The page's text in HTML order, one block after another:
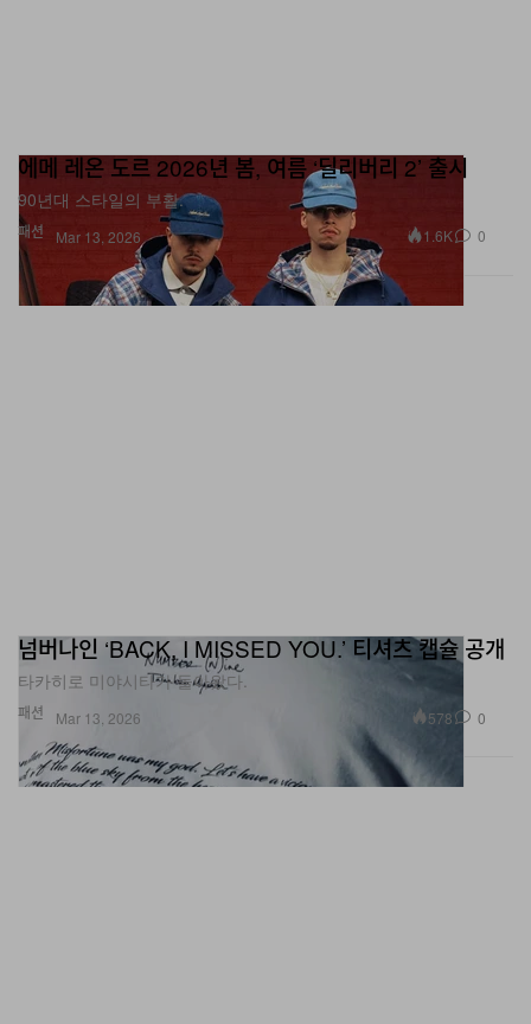
패션
에메 레온 도르 2026년 봄, 여름 ‘딜리버리 2’ 출시
90년대 스타일의 부활.
Mar 13, 2026 1.6K 0
패션
넘버나인 ‘BACK, I MISSED YOU.’ 티셔츠 캡슐 공개
타카히로 미야시타가 돌아왔다.
Mar 13, 2026 578 0